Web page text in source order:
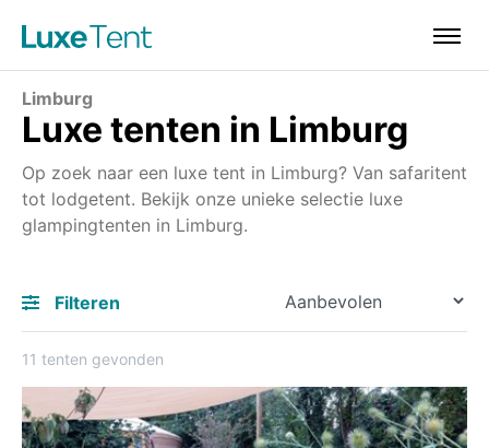
Limburg
Luxe tenten in Limburg
Op zoek naar een luxe tent in Limburg? Van safaritent
tot lodgetent. Bekijk onze unieke selectie luxe
glampingtenten in Limburg.
Filteren
11 tenten gevonden